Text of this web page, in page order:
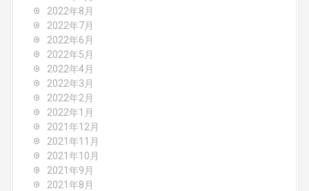
2022年8月
2022年7月
2022年6月
2022年5月
2022年4月
2022年3月
2022年2月
2022年1月
2021年12月
2021年11月
2021年10月
2021年9月
2021年8月